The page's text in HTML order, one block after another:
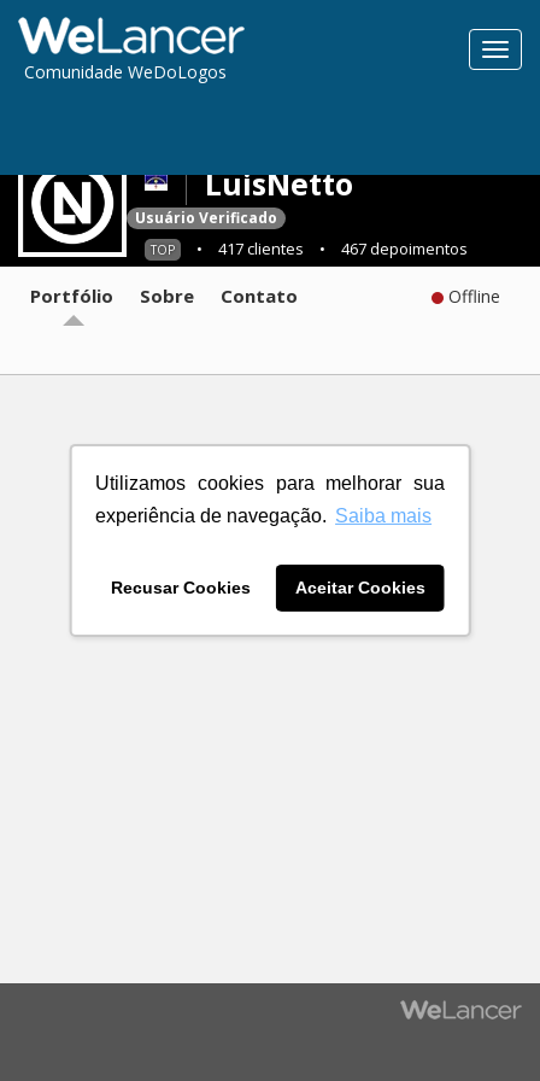
Utilizamos cookies para melhorar sua
experiência de navegação. Saiba mais
Recusar Cookies Aceitar Cookies
Comunidade WeDoLogos
LuisNetto
Usuário Verificado
TOP • 417 clientes • 467 depoimentos
Portfólio Sobre Contato Offline